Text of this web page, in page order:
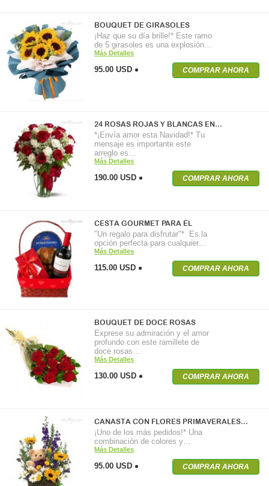
BOUQUET DE GIRASOLES
¡Haz que su día brille!* Este ramo
de 5 girasoles es una explosión…
Más Detalles
95.00 USD COMPRAR AHORA
24 ROSAS ROJAS Y BLANCAS EN…
*¡Envía amor esta Navidad!* Tu
mensaje es importante este
arreglo es…
Más Detalles
190.00 USD COMPRAR AHORA
CESTA GOURMET PARA ÉL
"Un regalo para disfrutar"* Es la
opción perfecta para cualquier…
Más Detalles
115.00 USD COMPRAR AHORA
BOUQUET DE DOCE ROSAS
Exprese su admiración y el amor
profundo con este ramillete de
doce rosas…
Más Detalles
130.00 USD COMPRAR AHORA
CANASTA CON FLORES PRIMAVERALES…
¡Uno de los más pedidos!* Una
combinación de colores y…
Más Detalles
95.00 USD COMPRAR AHORA